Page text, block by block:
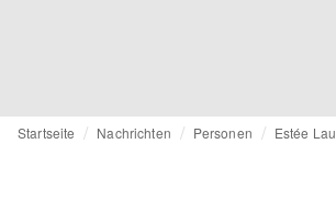
Startseite Nachrichten Personen